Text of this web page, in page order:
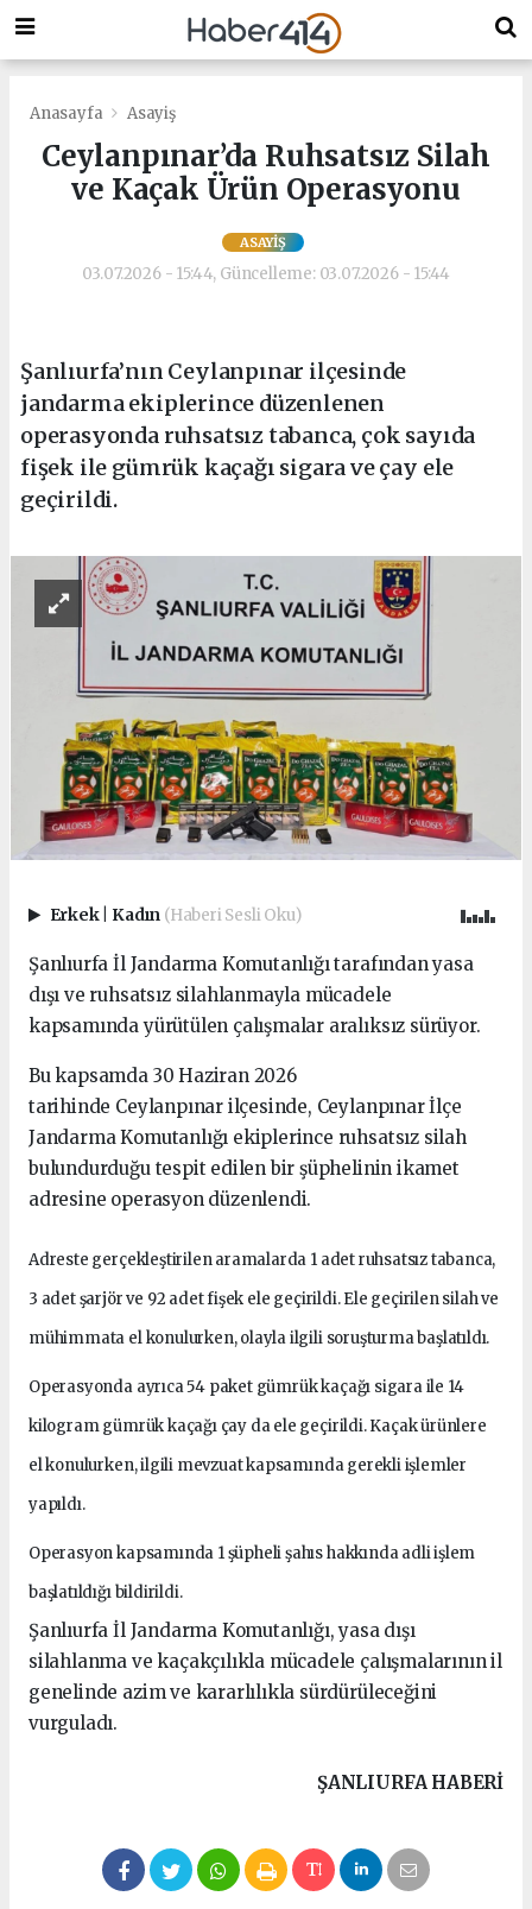
Anasayfa Asayiş
Ceylanpınar’da Ruhsatsız Silah
ve Kaçak Ürün Operasyonu
ASAYIŞ
03.07.2026 - 15:44, Güncelleme: 03.07.2026 - 15:44
Şanlıurfa’nın Ceylanpınar ilçesinde
jandarma ekiplerince düzenlenen
operasyonda ruhsatsız tabanca, çok sayıda
fişek ile gümrük kaçağı sigara ve çay ele
geçirildi.
Erkek Kadın (Haberi Sesli Oku)
Şanlıurfa İl Jandarma Komutanlığı tarafından yasa
dışı ve ruhsatsız silahlanmayla mücadele
kapsamında yürütülen çalışmalar aralıksız sürüyor.
Bu kapsamda 30 Haziran 2026
tarihinde Ceylanpınar ilçesinde, Ceylanpınar İlçe
Jandarma Komutanlığı ekiplerince ruhsatsız silah
bulundurduğu tespit edilen bir şüphelinin ikamet
adresine operasyon düzenlendi.
Adreste gerçekleştirilen aramalarda 1 adet ruhsatsız tabanca,
3 adet şarjör ve 92 adet fişek ele geçirildi. Ele geçirilen silah ve
mühimmata el konulurken, olayla ilgili soruşturma başlatıldı.
Operasyonda ayrıca 54 paket gümrük kaçağı sigara ile 14
kilogram gümrük kaçağı çay da ele geçirildi. Kaçak ürünlere
el konulurken, ilgili mevzuat kapsamında gerekli işlemler
yapıldı.
Operasyon kapsamında 1 şüpheli şahıs hakkında adli işlem
başlatıldığı bildirildi.
Şanlıurfa İl Jandarma Komutanlığı, yasa dışı
silahlanma ve kaçakçılıkla mücadele çalışmalarının il
genelinde azim ve kararlılıkla sürdürüleceğini
vurguladı.
ŞANLIURFA HABERİ